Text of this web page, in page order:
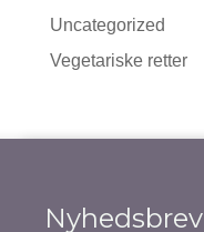
Uncategorized
Vegetariske retter
Nyhedsbrev